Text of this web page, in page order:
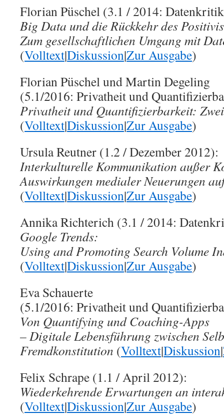
Florian Püschel (3.1 / 2014:
Big Data und die Rückkehr des
Zum gesellschaftlichen Umgang mit
(Volltext|Diskussion|Zur Ausgabe)
Florian Püschel und Martin Degeling
(5.1/2016: Privatheit und
Privatheit und Quantifizierbarkeit:
(Volltext|Diskussion|Zur Ausgabe)
Ursula Reutner (1.2 / Dezember 2012):
Interkulturelle Kommunikation außer
Auswirkungen medialer Neuerungen
(Volltext|Diskussion|Zur Ausgabe)
Annika Richterich (3.1 / 2014:
Google Trends:
Using and Promoting Search Volume
(Volltext|Diskussion|Zur Ausgabe)
Eva Schauerte
(5.1/2016: Privatheit und
Von Quantifying und Coaching-Apps
– Digitale Lebensführung zwischen
Fremdkonstitution (Volltext|Diskussion|
Felix Schrape (1.1 / April 2012):
Wiederkehrende Erwartungen an
(Volltext|Diskussion|Zur Ausgabe)